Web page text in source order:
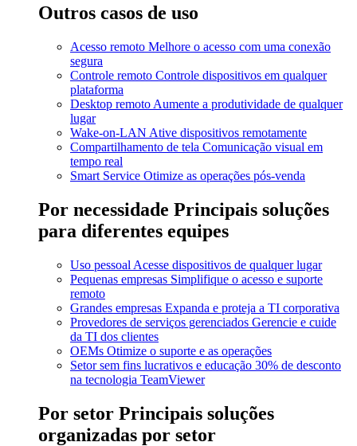
Outros casos de uso
Acesso remoto Melhore o acesso com uma conexão
segura
Controle remoto Controle dispositivos em qualquer
plataforma
Desktop remoto Aumente a produtividade de qualquer
lugar
Wake-on-LAN Ative dispositivos remotamente
Compartilhamento de tela Comunicação visual em
tempo real
Smart Service Otimize as operações pós-venda
Por necessidade Principais soluções
para diferentes equipes
Uso pessoal Acesse dispositivos de qualquer lugar
Pequenas empresas Simplifique o acesso e suporte
remoto
Grandes empresas Expanda e proteja a TI corporativa
Provedores de serviços gerenciados Gerencie e cuide
da TI dos clientes
OEMs Otimize o suporte e as operações
Setor sem fins lucrativos e educação 30% de desconto
na tecnologia TeamViewer
Por setor Principais soluções
organizadas por setor